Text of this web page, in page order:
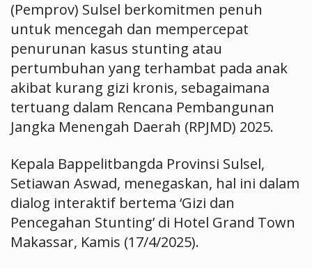
(Pemprov) Sulsel berkomitmen penuh
untuk mencegah dan mempercepat
penurunan kasus stunting atau
pertumbuhan yang terhambat pada anak
akibat kurang gizi kronis, sebagaimana
tertuang dalam Rencana Pembangunan
Jangka Menengah Daerah (RPJMD) 2025.
Kepala Bappelitbangda Provinsi Sulsel,
Setiawan Aswad, menegaskan, hal ini dalam
dialog interaktif bertema ‘Gizi dan
Pencegahan Stunting’ di Hotel Grand Town
Makassar, Kamis (17/4/2025).